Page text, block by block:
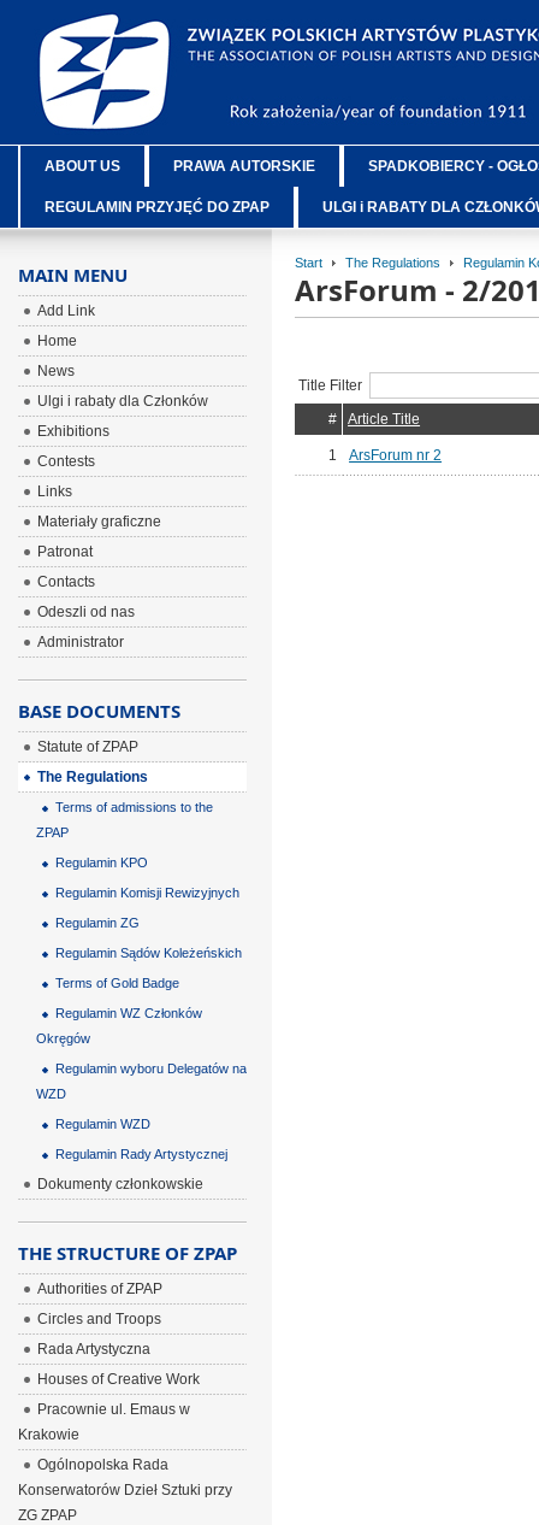
ABOUT US PRAWA AUTORSKIE SPADKOBIERCY -
REGULAMIN PRZYJĘĆ DO ZPAP ULGI i RABATY DLA
Start The Regulations Regulamin
ArsForum - 2/
Title Filter
#
Article Title
1 ArsForum nr 2
MAIN MENU
Add Link
Home
News
Ulgi i rabaty dla Członków
Exhibitions
Contests
Links
Materiały graficzne
Patronat
Contacts
Odeszli od nas
Administrator
BASE DOCUMENTS
Statute of ZPAP
The Regulations
Terms of admissions to the
ZPAP
Regulamin KPO
Regulamin Komisji Rewizyjnych
Regulamin ZG
Regulamin Sądów Koleżeńskich
Terms of Gold Badge
Regulamin WZ Członków
Okręgów
Regulamin wyboru Delegatów na
WZD
Regulamin WZD
Regulamin Rady Artystycznej
Dokumenty członkowskie
THE STRUCTURE OF ZPAP
Authorities of ZPAP
Circles and Troops
Rada Artystyczna
Houses of Creative Work
Pracownie ul. Emaus w
Krakowie
Ogólnopolska Rada
Konserwatorów Dzieł Sztuki przy
ZG ZPAP